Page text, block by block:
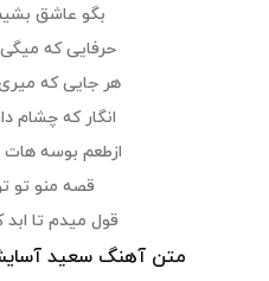
بگو عاشق
حرفایی که
هر جایی که میری
انگار که چشام
ازطعم بوسه
قصه منو تو
قول میدم تا
متن آهنگ سعید